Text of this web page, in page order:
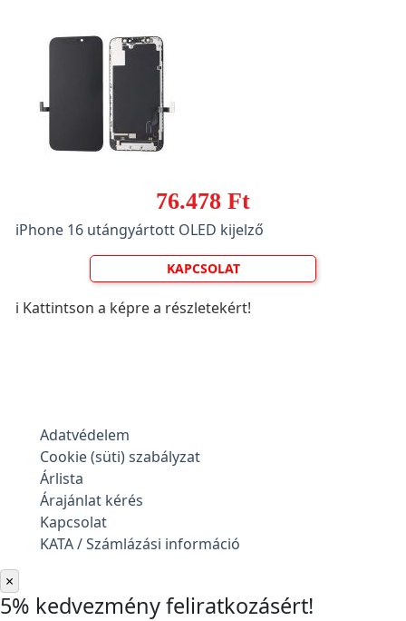
76.478 Ft
iPhone 16 utángyártott OLED kijelző
KAPCSOLAT
ℹ️ Kattintson a képre a részletekért!
Adatvédelem
Cookie (süti) szabályzat
Árlista
Árajánlat kérés
Kapcsolat
KATA / Számlázási információ
×
5% kedvezmény feliratkozásért!